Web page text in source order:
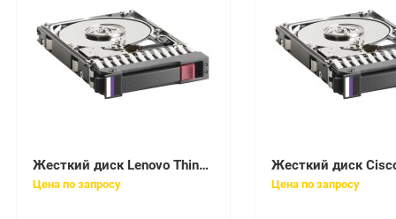
Жесткий диск Lenovo ThinkSystem 2Tb U600 7200 6G AF 512e G4HS SATA 2,5" For ThinkSystem SR850 SR650 SR630 SR550 SR530 SN850 SN550 SD530 ST550(00YK026)
Цена по запросу Цена по запросу